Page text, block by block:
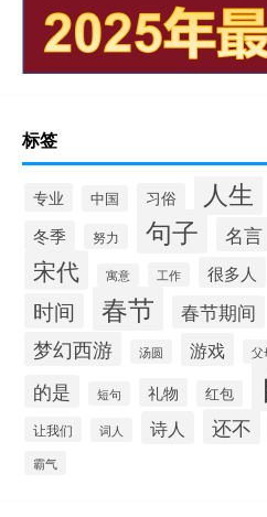
标签
专业 中国 习俗 人生
冬季 努力 句子 名言
宋代 寓意 工作 很多人
时间 春节 春节期间
梦幻西游 汤圆 游戏 父
的是 短句 礼物 红包
让我们 词人 诗人 还不
霸气